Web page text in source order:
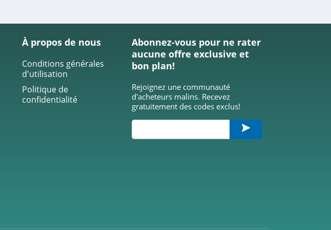
À propos de nous
Conditions générales
d'utilisation
Politique de
confidentialité
Abonnez-vous pour ne rater
aucune offre exclusive et
bon plan!
Rejoignez une communauté
d'acheteurs malins. Recevez
gratuitement des codes exclus!